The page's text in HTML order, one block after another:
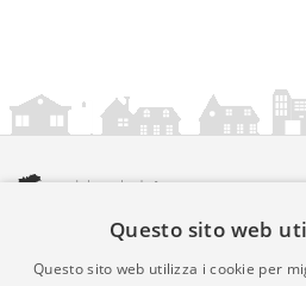
amministrazionicomunali.it è una
© Copyright MMXXIV - P.IVA
Questo sito web
Questo sito web utilizza i cookie per